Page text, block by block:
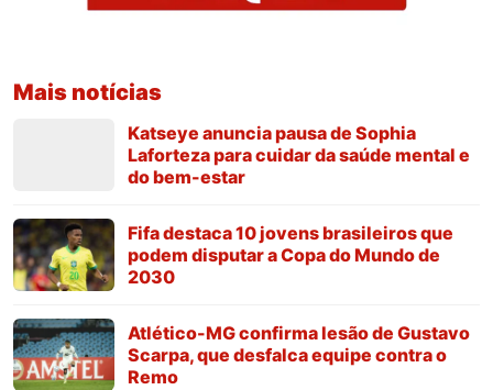
Mais notícias
Katseye anuncia pausa de Sophia
Laforteza para cuidar da saúde mental e
do bem-estar
Fifa destaca 10 jovens brasileiros que
podem disputar a Copa do Mundo de
2030
Atlético-MG confirma lesão de Gustavo
Scarpa, que desfalca equipe contra o
Remo